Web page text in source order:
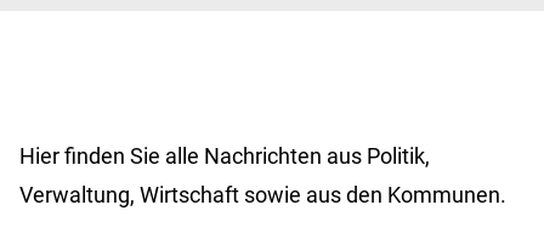
Hier finden Sie alle Nachrichten aus Politik,
Verwaltung, Wirtschaft sowie aus den Kommunen.